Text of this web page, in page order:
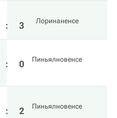
: 3 Лоринаненсе
: 0 Пиньялновенсе
: 2 Пиньялновенсе